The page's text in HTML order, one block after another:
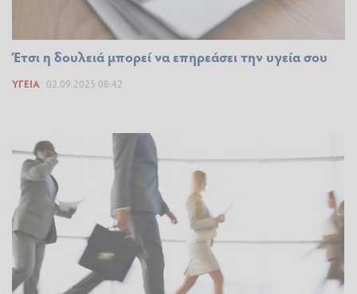
Έτσι η δουλειά μπορεί να επηρεάσει την υγεία σου
ΥΓΕΊΑ 02.09.2025 08:42